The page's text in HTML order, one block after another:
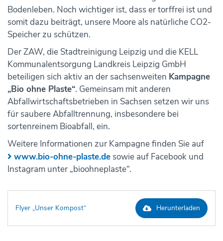
Bodenleben. Noch wichtiger ist, dass er torffrei ist und
somit dazu beiträgt, unsere Moore als natürliche CO2-
Speicher zu schützen.
Der ZAW, die Stadtreinigung Leipzig und die KELL
Kommunalentsorgung Landkreis Leipzig GmbH
beteiligen sich aktiv an der sachsenweiten Kampagne
„Bio ohne Plaste“. Gemeinsam mit anderen
Abfallwirtschaftsbetrieben in Sachsen setzen wir uns
für saubere Abfalltrennung, insbesondere bei
sortenreinem Bioabfall, ein.
Weitere Informationen zur Kampagne finden Sie auf
www.bio-ohne-plaste.de sowie auf Facebook und
Instagram unter „bioohneplaste“.
Flyer „Unser Kompost“ Herunterladen